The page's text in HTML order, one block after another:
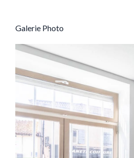
Galerie Photo